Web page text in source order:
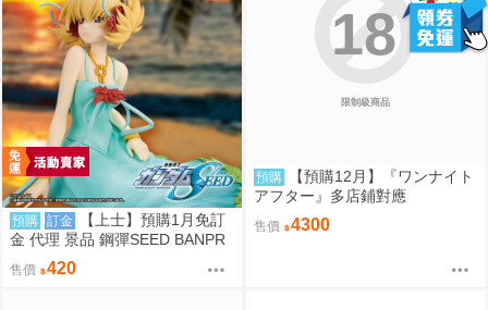
預購 訂金
【上士】預購1月免訂
金 代理 景品 鋼彈SEED BANPR
ESTO EVOLVE 卡佳里·由拉·阿
斯哈 曉之車
售價 420
限制級商品
18
預購
【預購12月】『ワンナイト
アフター』多店鋪對應
售價 4300